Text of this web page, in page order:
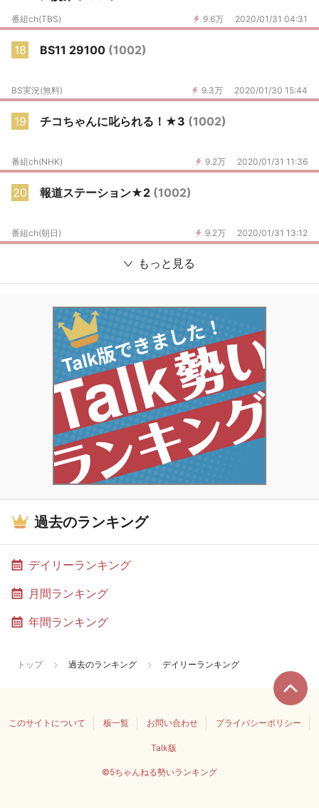
9.6万 2020/01/31 04:31
番組ch(TBS)
18 BS11 29100 (1002)
9.3万 2020/01/30 15:44
BS実況(無料)
19 チコちゃんに叱られる！★3 (1002)
9.2万 2020/01/31 11:36
番組ch(NHK)
20 報道ステーション★2 (1002)
9.2万 2020/01/31 13:12
番組ch(朝日)
もっと見る
過去のランキング
デイリーランキング
月間ランキング
年間ランキング
トップ 過去のランキング デイリーランキング
このサイトについて 板一覧 お問い合わせ プライバシーポリシー
Talk版
©5ちゃんねる勢いランキング